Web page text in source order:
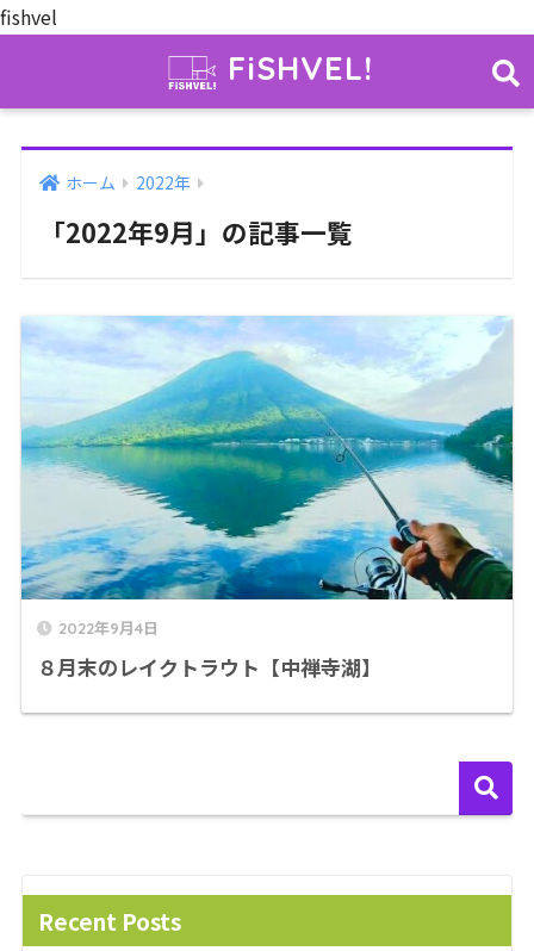
fishvel
FiSHVEL!
ホーム 2022年
「2022年9月」の記事一覧
2022年9月4日
８月末のレイクトラウト【中禅寺湖】
Recent Posts